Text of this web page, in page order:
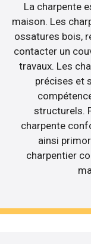
La charpente
maison. Les
ossatures bois,
contacter un
travaux. Les
précises et
structurels.
charpente
ainsi
charpentier